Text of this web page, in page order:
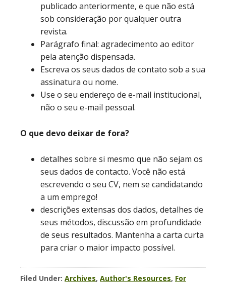
publicado anteriormente, e que não está
sob consideração por qualquer outra
revista.
Parágrafo final: agradecimento ao editor
pela atenção dispensada.
Escreva os seus dados de contato sob a sua
assinatura ou nome.
Use o seu endereço de e-mail institucional,
não o seu e-mail pessoal.
O que devo deixar de fora?
detalhes sobre si mesmo que não sejam os
seus dados de contacto. Você não está
escrevendo o seu CV, nem se candidatando
a um emprego!
descrições extensas dos dados, detalhes de
seus métodos, discussão em profundidade
de seus resultados. Mantenha a carta curta
para criar o maior impacto possível.
Filed Under: Archives, Author's Resources, For